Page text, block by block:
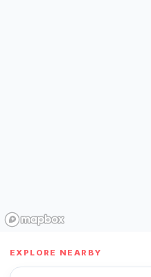
EXPLORE NEARBY